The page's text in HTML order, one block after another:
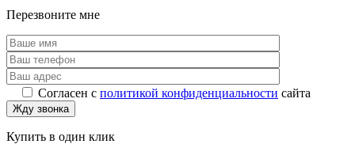
Перезвоните мне
Согласен с политикой конфиденциальности сайта
Купить в один клик